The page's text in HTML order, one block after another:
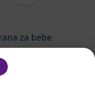
za bebe
trudnoća